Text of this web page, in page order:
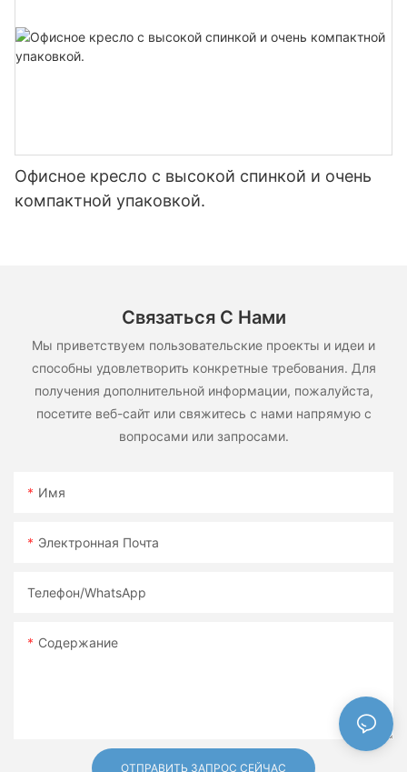
Офисное кресло с высокой спинкой и очень
компактной упаковкой.
Связаться С Нами
Мы приветствуем пользовательские проекты и идеи и
способны удовлетворить конкретные требования. Для
получения дополнительной информации, пожалуйста,
посетите веб-сайт или свяжитесь с нами напрямую с
вопросами или запросами.
Имя
Электронная Почта
Телефон/WhatsApp
Содержание
ОТПРАВИТЬ ЗАПРОС СЕЙЧАС